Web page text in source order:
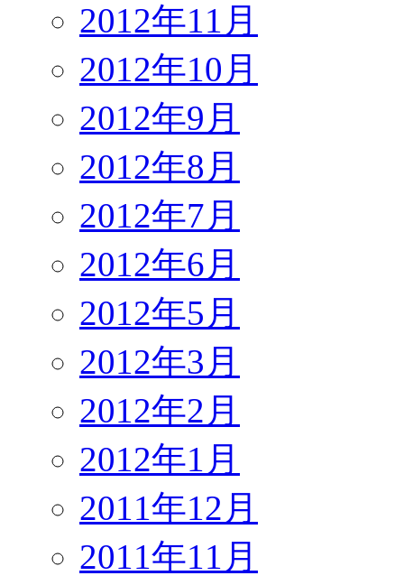
2012年11月
2012年10月
2012年9月
2012年8月
2012年7月
2012年6月
2012年5月
2012年3月
2012年2月
2012年1月
2011年12月
2011年11月